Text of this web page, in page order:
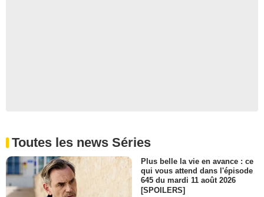
Toutes les news Séries
Plus belle la vie en avance : ce
qui vous attend dans l'épisode
645 du mardi 11 août 2026
[SPOILERS]